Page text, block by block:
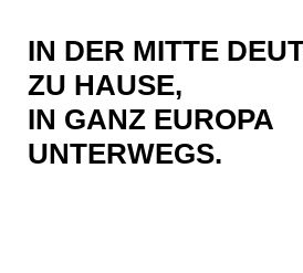
IN DER MITTE
ZU HAUSE,
IN GANZ EUROPA
UNTERWEGS.